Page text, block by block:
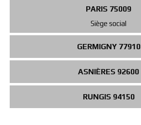
PARIS 75009
Siège social
GERMIGNY 77910
ASNIÈRES 92600
RUNGIS 94150